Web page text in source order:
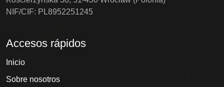
NIF/CIF: PL8952251245
Accesos rápidos
Inicio
Sobre nosotros